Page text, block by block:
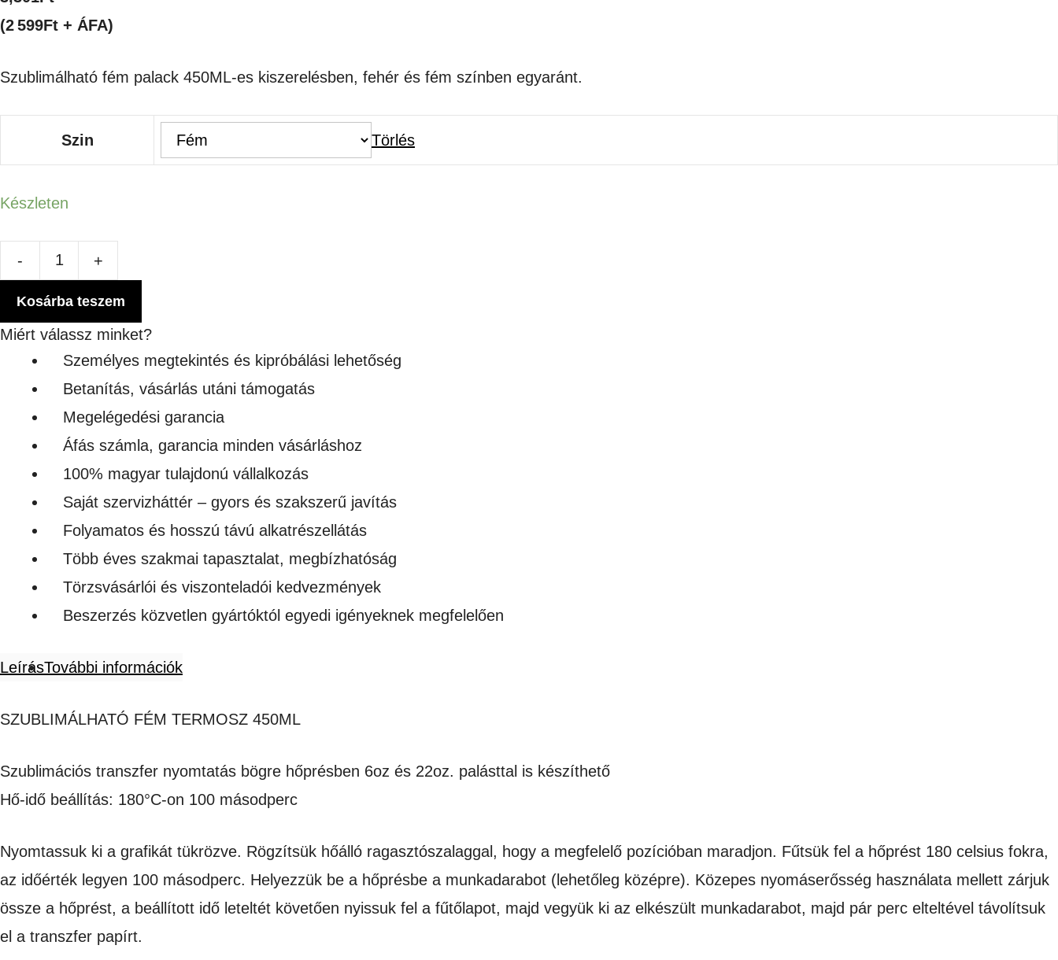
(2 599Ft + ÁFA)
Szublimálható fém palack 450ML-es kiszerelésben, fehér és fém színben egyaránt.
Szin Törlés
Készleten
-
FÉM
TERMOSZ
450ml
mennyiség
+
Kosárba teszem
Miért válassz minket?
Személyes megtekintés és kipróbálási lehetőség
Betanítás, vásárlás utáni támogatás
Megelégedési garancia
Áfás számla, garancia minden vásárláshoz
100% magyar tulajdonú vállalkozás
Saját szervizháttér – gyors és szakszerű javítás
Folyamatos és hosszú távú alkatrészellátás
Több éves szakmai tapasztalat, megbízhatóság
Törzsvásárlói és viszonteladói kedvezmények
Beszerzés közvetlen gyártóktól egyedi igényeknek megfelelően
LeírásTovábbi információk
SZUBLIMÁLHATÓ FÉM TERMOSZ 450ML
Szublimációs transzfer nyomtatás bögre hőprésben 6oz és 22oz. palásttal is készíthető
Hő-idő beállítás: 180°C-on 100 másodperc
Nyomtassuk ki a grafikát tükrözve. Rögzítsük hőálló ragasztószalaggal, hogy a megfelelő pozícióban maradjon. Fűtsük fel a hőprést 180 celsius fokra,
az időérték legyen 100 másodperc. Helyezzük be a hőprésbe a munkadarabot (lehetőleg középre). Közepes nyomáserősség használata mellett zárjuk
össze a hőprést, a beállított idő leteltét követően nyissuk fel a fűtőlapot, majd vegyük ki az elkészült munkadarabot, majd pár perc elteltével távolítsuk
el a transzfer papírt.